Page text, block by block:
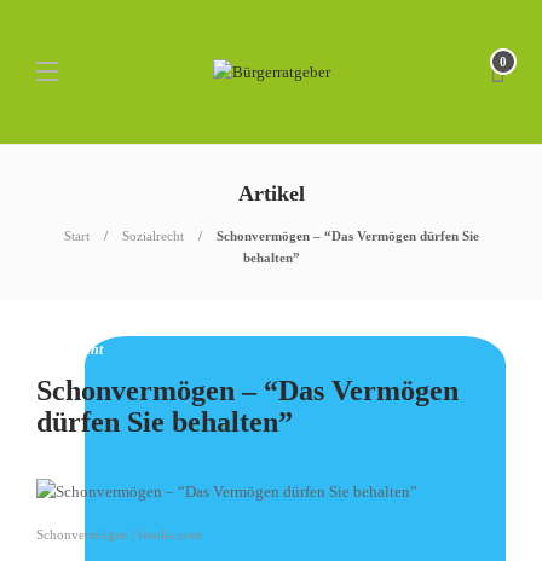
0
Artikel
Start Sozialrecht
Schonvermögen – “Das Vermögen dürfen Sie
behalten”
Sozialrecht
Schonvermögen – “Das Vermögen
dürfen Sie behalten”
Schonvermögen | fotolia.com